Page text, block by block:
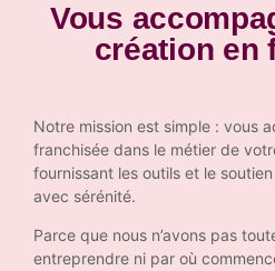
Vous
création en
Notre mission est simple : vous
franchisée dans le métier de
fournissant les outils et le
avec sérénité.
Parce que nous n’avons pas
entreprendre ni par où